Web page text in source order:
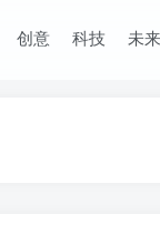
创意 科技 未来